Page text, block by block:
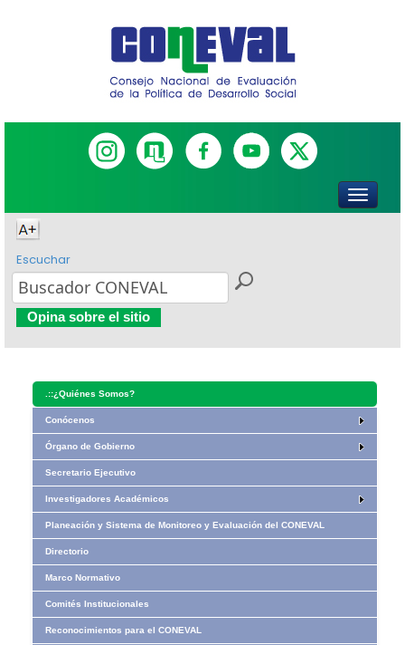
Escuchar
Opina sobre el sitio
.::¿Quiénes Somos?
Conócenos
Órgano de Gobierno
Secretario Ejecutivo
Investigadores Académicos
Planeación y Sistema de Monitoreo y Evaluación del CONEVAL
Directorio
Marco Normativo
Comités Institucionales
Reconocimientos para el CONEVAL